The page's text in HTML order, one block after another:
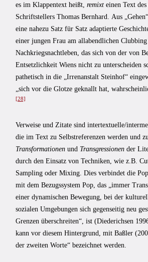
es im Klappentext heißt, remixt einen Text
Schriftstellers Thomas Bernhard. Aus
eine nahezu Satz für Satz adaptierte
einer jungen Frau am allabendlichen
Nachkriegsnachtleben, das sich von der von
Entsetzlichkeit Wiens nicht zu unterscheiden
pathetisch in die „Irrenanstalt Steinhof“
„sich vor die Glotze geknallt hat,
[28]
Verweise und Zitate sind intertextuelle/
die im Text zu Selbstreferenzen werden und
Transformationen und Transgressionen der
durch den Einsatz von Techniken, wie z.B.
Sampling oder Mixing. Dies verbindet die
mit dem Bezugssystem Pop, das „immer
einer dynamischen Bewegung, bei der
sozialen Umgebungen sich gegenseitig neu
Grenzen überschreiten“, ist (Diederichsen
kann vor diesem Hintergrund, mit Baßler
der zweiten Worte“ bezeichnet werden.